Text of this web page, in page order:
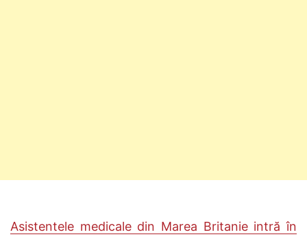
Asistentele medicale din Marea Britanie intră în